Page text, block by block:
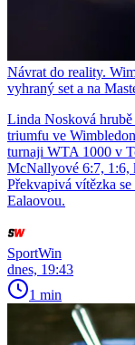
Návrat do reality.
vyhraný set a na
Linda Nosková
triumfu ve
turnaji WTA 1000 v
McNallyové 6:7, 1:6,
Překvapivá vítězka
Ealaovou.
SportWin
dnes, 19:43
1 min